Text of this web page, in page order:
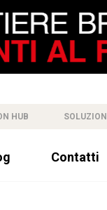
HUB
Contatti